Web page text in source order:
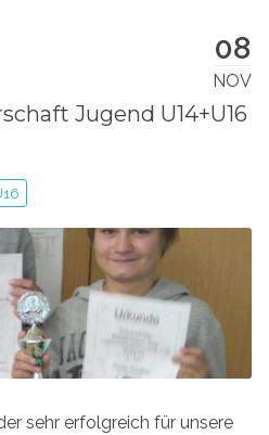
08
NOV
Jugend U14+U16
sehr erfolgreich für unsere